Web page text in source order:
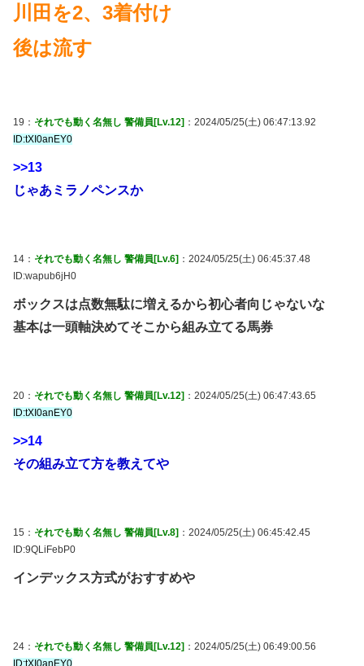
川田を2、3着付け
後は流す
19： それでも動く名無し 警備員[Lv.12] ：2024/05/25(土) 06:47:13.92
ID:tXI0anEY0
>>13
じゃあミラノペンスか
14： それでも動く名無し 警備員[Lv.6] ：2024/05/25(土) 06:45:37.48
ID:wapub6jH0
ボックスは点数無駄に増えるから初心者向じゃないな
基本は一頭軸決めてそこから組み立てる馬券
20： それでも動く名無し 警備員[Lv.12] ：2024/05/25(土) 06:47:43.65
ID:tXI0anEY0
>>14
その組み立て方を教えてや
15： それでも動く名無し 警備員[Lv.8] ：2024/05/25(土) 06:45:42.45
ID:9QLiFebP0
インデックス方式がおすすめや
24： それでも動く名無し 警備員[Lv.12] ：2024/05/25(土) 06:49:00.56
ID:tXI0anEY0